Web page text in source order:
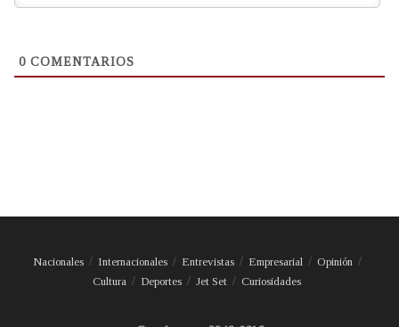
0 COMENTARIOS
Nacionales Internacionales Entrevistas Empresarial
Opinión
Cultura
Deportes Jet Set Curiosidades